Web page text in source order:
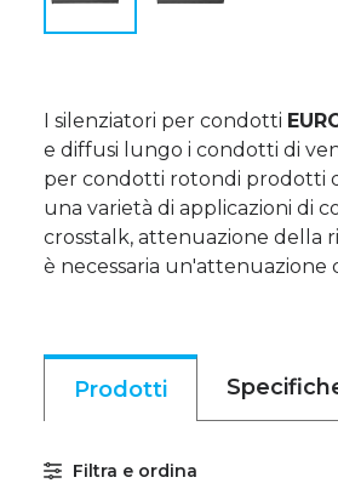
I silenziatori per condotti
e diffusi lungo i condotti di
per condotti rotondi prodotti
una varietà di applicazioni di
crosstalk, attenuazione della
è necessaria un'attenuazione
Prodotti
Filtra e ordina